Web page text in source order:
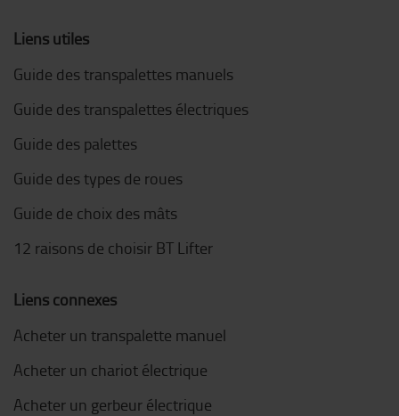
Liens utiles
Guide des transpalettes manuels
Guide des transpalettes électriques
Guide des palettes
Guide des types de roues
Guide de choix des mâts
12 raisons de choisir BT Lifter
Liens connexes
Acheter un transpalette manuel
Acheter un chariot électrique
Acheter un gerbeur électrique